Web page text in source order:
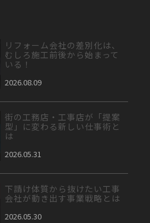
リフォーム会社の差別化は、
むしろ施工前後から始まって
いる！
2026.08.09
街の工務店・工事店が「提案
型」に変わる新しい仕事術と
は
2026.05.31
下請け体質から抜けたい工事
会社が動き出す事業戦略とは
2026.05.30